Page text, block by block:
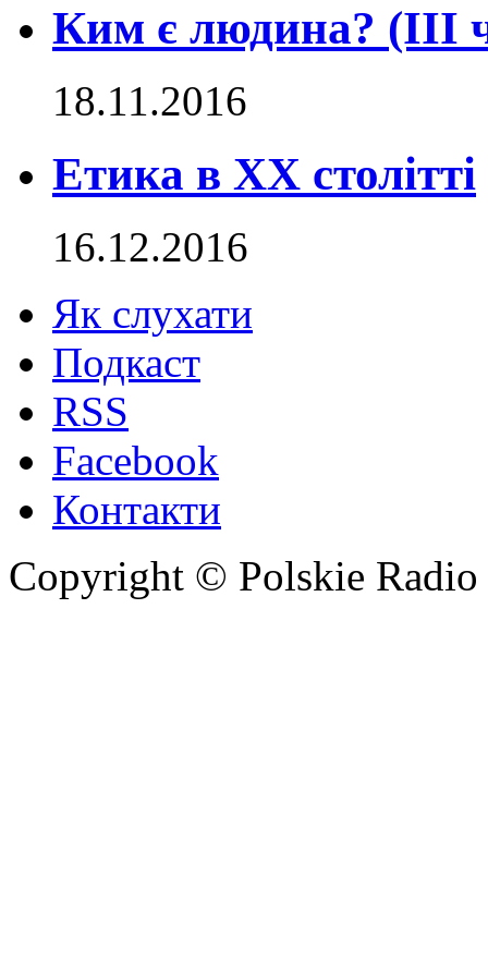
Ким є людина? (ІII
18.11.2016
Етика в ХХ столітті
16.12.2016
Як слухати
Подкаст
RSS
Facebook
Контакти
Copyright © Polskie